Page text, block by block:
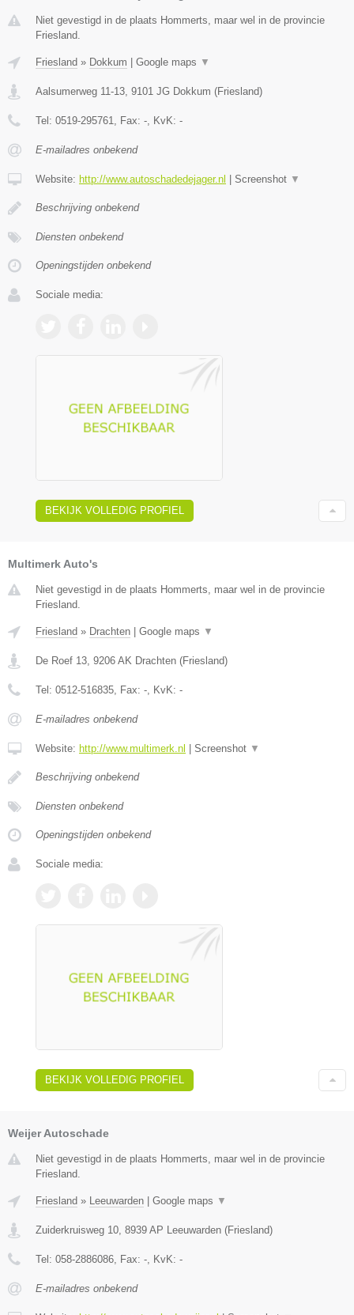
Niet gevestigd in de plaats Hommerts, maar wel in de provincie
Friesland.
Friesland » Dokkum Google maps ▼
Aalsumerweg 11-13, 9101 JG Dokkum (Friesland)
Tel: 0519-295761, Fax: -, KvK: -
E-mailadres onbekend
Website: http://www.autoschadedejager.nl Screenshot ▼
Beschrijving onbekend
Diensten onbekend
Openingstijden onbekend
Sociale media:
BEKIJK VOLLEDIG PROFIEL
Multimerk Auto's
Niet gevestigd in de plaats Hommerts, maar wel in de provincie
Friesland.
Friesland » Drachten Google maps ▼
De Roef 13, 9206 AK Drachten (Friesland)
Tel: 0512-516835, Fax: -, KvK: -
E-mailadres onbekend
Website: http://www.multimerk.nl Screenshot ▼
Beschrijving onbekend
Diensten onbekend
Openingstijden onbekend
Sociale media:
BEKIJK VOLLEDIG PROFIEL
Weijer Autoschade
Niet gevestigd in de plaats Hommerts, maar wel in de provincie
Friesland.
Friesland » Leeuwarden | Google maps ▼
Zuiderkruisweg 10 8939 AP Leeuwarden (Friesland)
Tel: 058-2886086 , Fax: - , KvK: -
E-mailadres onbekend